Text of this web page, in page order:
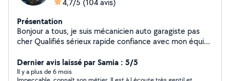
4,7/5 (104 avis)
Présentation
Bonjour a tous, je suis mécanicien auto garagiste pas
cher Qualifiés sérieux rapide confiance avec mon équipe
on a des pièce neuf et occasion et le prix pas cher
surtout à votre disposition au garage ou a votre domicile
Dernier avis laissé par Samia : 5/5
Il y a plus de 6 mois